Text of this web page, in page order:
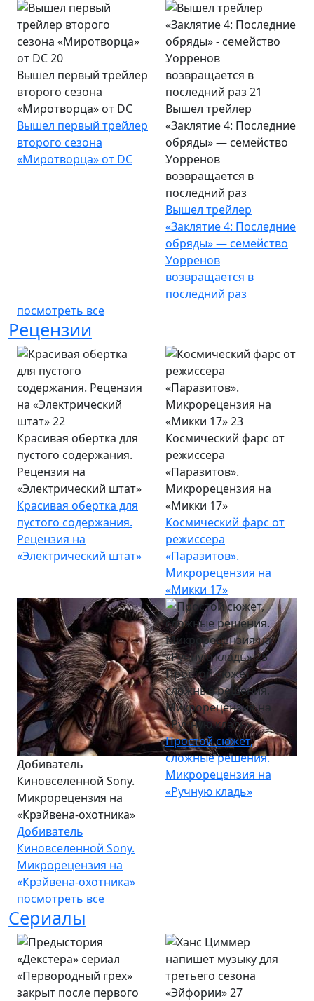
Вышел первый трейлер
второго сезона
«Миротворца» от DC
Вышел первый трейлер
второго сезона
«Миротворца» от DC
Вышел трейлер
«Заклятие 4: Последние
обряды» — семейство
Уорренов
возвращается в
последний раз
Вышел трейлер
«Заклятие 4: Последние
обряды» — семейство
Уорренов
возвращается в
последний раз
посмотреть все
Рецензии
Красивая обертка для
пустого содержания.
Рецензия на
«Электрический штат»
Красивая обертка для
пустого содержания.
Рецензия на
«Электрический штат»
Космический фарс от
режиссера
«Паразитов».
Микрорецензия на
«Микки 17»
Космический фарс от
режиссера
«Паразитов».
Микрорецензия на
«Микки 17»
Добиватель
Киновселенной Sony.
Микрорецензия на
«Крэйвена-охотника»
Добиватель
Киновселенной Sony.
Микрорецензия на
«Крэйвена-охотника»
Простой сюжет,
сложные решения.
Микрорецензия на
«Ручную кладь»
Простой сюжет,
сложные решения.
Микрорецензия на
«Ручную кладь»
посмотреть все
Сериалы